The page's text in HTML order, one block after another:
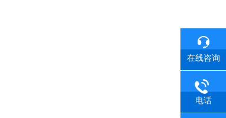
在线咨询
电话